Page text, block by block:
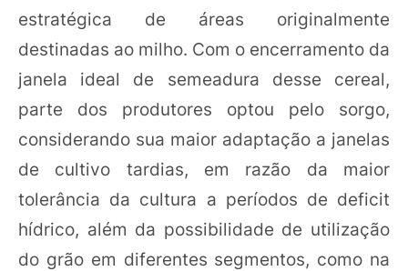
estratégica de áreas originalmente
destinadas ao milho. Com o encerramento da
janela ideal de semeadura desse cereal,
parte dos produtores optou pelo sorgo,
considerando sua maior adaptação a janelas
de cultivo tardias, em razão da maior
tolerância da cultura a períodos de deficit
hídrico, além da possibilidade de utilização
do grão em diferentes segmentos, como na